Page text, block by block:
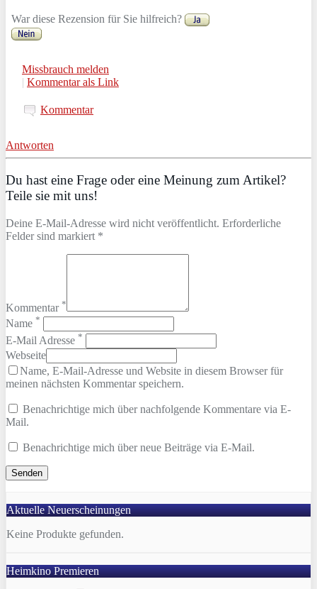
War diese Rezension für Sie hilfreich?
Missbrauch melden
| Kommentar als Link
Kommentar
Antworten
Du hast eine Frage oder eine Meinung zum Artikel?
Teile sie mit uns!
Deine E-Mail-Adresse wird nicht veröffentlicht. Erforderliche
Felder sind markiert *
Kommentar *
Name *
E-Mail Adresse *
Webseite
Name, E-Mail-Adresse und Website in diesem Browser für
meinen nächsten Kommentar speichern.
Benachrichtige mich über nachfolgende Kommentare via E-
Mail.
Benachrichtige mich über neue Beiträge via E-Mail.
Aktuelle Neuerscheinungen
Keine Produkte gefunden.
Heimkino Premieren